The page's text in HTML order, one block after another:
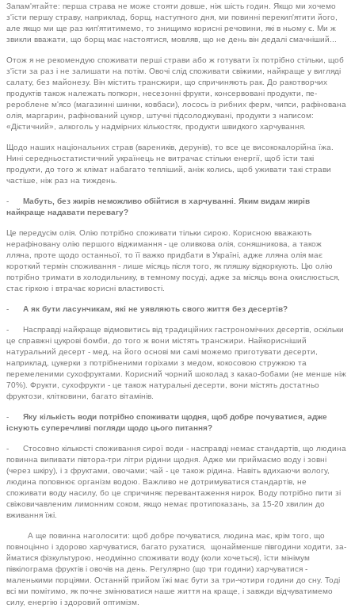
Запам'ятайте: перша страва не може стояти дов­ше, ніж шість годин. Якщо ми хоче­мо
з'їсти першу страву, наприклад, борщ, наступного дня, ми повинні перекип'ятити його,
але якщо ми ще раз кип'ятитимемо, то знищимо корисні речовини, які в ньому є. Ми ж
звикли вважати, що борщ має настоятися, мовляв, що не день він дедалі смачніший...
Отож я не рекомендую спожива­ти перші страви або ж готувати їх потрібно стільки, щоб
з'їсти за раз і не залишати на потім. Овочі слід споживати свіжими, найкраще у ви­гляді
салату, без майонезу. Він міс­тить трансжири, що спричиняють рак. До ракотворчих
продуктів та­кож належать попкорн, несезонні фрукти, консервовані продукти, пе­
рероблене м'ясо (магазинні шинки, ковбаси), лосось із рибних ферм, чипси, рафінована
олія, маргарин, рафінований цукор, штучні підсо­лоджувані, продукти з написом:
«Дієтичний», алкоголь у надмірних кількостях, продукти швидкого харчування.
Щодо наших національних страв (вареників, дерунів), то все це ви­сококалорійна їжа.
Нині середньостатистичний українець не витрачає стільки енергії, щоб їсти такі
продукти, до того ж клімат на­багато тепліший, аніж колись, щоб уживати такі страви
частіше, ніж раз на тиждень.
- Мабуть, без жирів неможли­во обійтися в харчуванні. Яким видам жирів
найкраще надавати перевагу?
Це передусім олія. Олію потріб­но споживати тільки сирою. Корис­ною вважають
нерафіновану олію першого віджимання - це оливкова олія, соняшникова, а також
лляна, проте щодо останньої, то її важко придбати в Україні, адже лляна олія має
короткий термін споживання - лише місяць після того, як пляшку відкоркують. Цю олію
потрібно тримати в холодильнику, в тем­ному посуді, адже за місяць вона окислюється,
стає гіркою і втрачає корисні властивості.
- А як бути ласунчикам, які не уявляють свого життя без десертів?
- Насправді найкраще відмови­тись від традиційних гастрономіч­них десертів, оскільки
це справжні цукрові бомби, до того ж вони міс­тять трансжири. Найкорисніший
натуральний десерт - мед, на його основі ми самі можемо приготува­ти десерти,
наприклад, цукерки з потрібненими горіхами з медом, кокосовою стружкою та
перемеленими сухофруктами. Корисний чорний шоколад з какао-бобами (не менше ніж
70%). Фрукти, сухофрукти - це також натуральні десерти, вони містять достатньо
фруктози, клітковини, багато вітамінів.
- Яку кількість води потрібно споживати щодня, щоб добре почуватися, адже
існують су­перечливі погляди щодо цього питання?
- Стосовно кількості споживан­ня сирої води - насправді немає стандартів, що людина
повинна випивати півтора-три літри рідини щодня. Адже ми приймаємо воду і зовні
(через шкіру), і з фруктами, овочами; чай - це також рідина. Навіть вдихаючи вологу,
людина поповнює організм водою. Важли­во не дотримуватися стандартів, не
споживати воду насилу, бо це спри­чиняє перевантаження нирок. Воду потрібно пити зі
свіжовичавленим лимонним соком, якщо немає про­типоказань, за 15-20 хвилин до
вживання їжі.
А ще повинна наголосити: щоб добре почуватися, людина має, крім того, що
повноцінно і здорово харчуватися, багато рухатися, що­найменше півгодини ходити, за­
йматися фізкультурою, неодмінно споживати воду (коли хочеться), їсти мінімум
півкілограма фруктів і овочів на день. Регулярно (що три години) харчуватися -
маленькими порціями. Останній прийом їжі має бути за три-чотири години до сну. Тоді
всі ми помітимо, як почне змінюватися наше життя на кра­ще, і завжди відчуватимемо
силу, енергію і здоровий оптимізм.